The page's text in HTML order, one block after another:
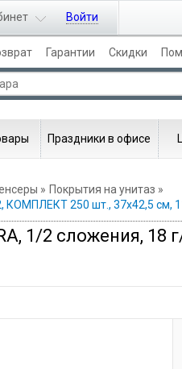
Войти
Гарантии Скидки
Праздники в офисе
Покрытия на унитаз
КОМПЛЕКТ 250 шт., 37х42,5 см,
1/2 сложения,